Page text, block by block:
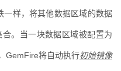
一样，将其他数据区域的数据
。当一块数据区域被配置为
GemFire将自动执行初始镜像